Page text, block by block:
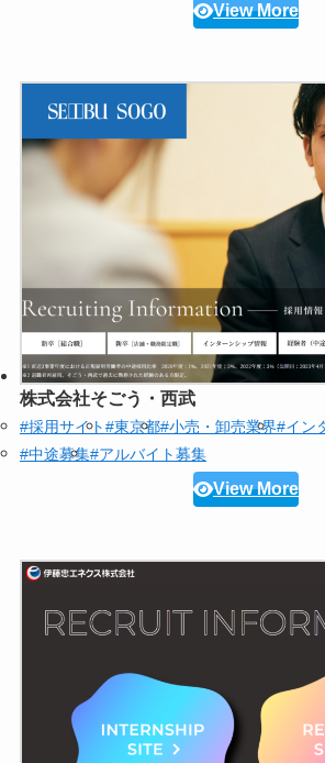
View More
株式会社そごう・西武
#採用サイト#東京都#小売・卸売業界#イン
#中途募集#アルバイト募集
View More